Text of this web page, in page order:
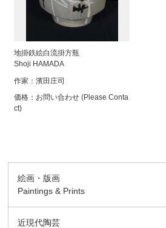
地掛鉄絵白流掛方瓶
Shoji HAMADA
作家：濱田庄司
価格： お問い合わせ (Please Conta
ct)
絵画・版画
Paintings & Prints
近現代陶芸